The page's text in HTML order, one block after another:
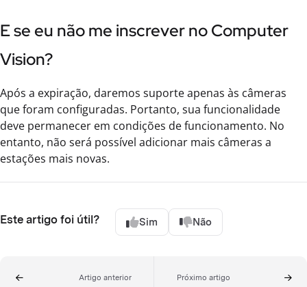
E se eu não me inscrever no Computer
Vision?
Após a expiração, daremos suporte apenas às câmeras
que foram configuradas. Portanto, sua funcionalidade
deve permanecer em condições de funcionamento. No
entanto, não será possível adicionar mais câmeras a
estações mais novas.
Este artigo foi útil? Sim Não
Artigo anterior Próximo artigo